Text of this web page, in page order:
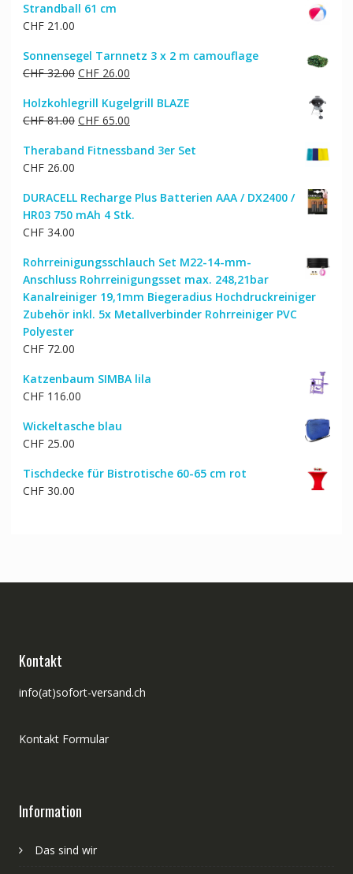
war:
Strandball 61 cm
CHF21.00
Sonnensegel Tarnnetz 3 x 2 m camouflage
CHF32.00 Ursprünglicher
war:
CHF 32.00
CHF26.00Aktueller
ist:
CHF 26.00.
Holzkohlegrill Kugelgrill BLAZE
CHF81.00 Ursprünglicher
war:
CHF65.00Aktueller
ist:
Theraband Fitnessband 3er Set
CHF26.00
DURACELL Recharge Plus Batterien AAA / DX2400 /
HR03 750 mAh 4 Stk.
CHF34.00
Rohrreinigungsschlauch Set M22-14-mm-
Anschluss Rohrreinigungsset max. 248,21bar
Kanalreiniger 19,1mm Biegeradius Hochdruckreiniger
Zubehör inkl. 5x Metallverbinder Rohrreiniger PVC
Polyester
CHF72.00
Katzenbaum SIMBA lila
CHF116.00
Wickeltasche blau
CHF25.00
Tischdecke für Bistrotische 60-65 cm rot
CHF30.00
Kontakt
info(at)sofort-versand.ch
Kontakt Formular
Information
Das sind wir